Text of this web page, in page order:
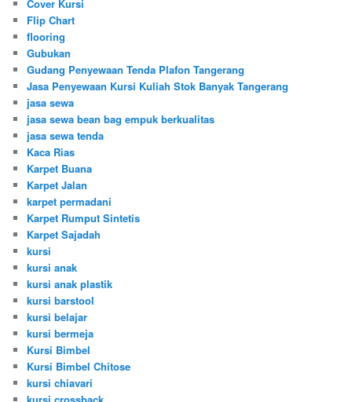
Cover Kursi
Flip Chart
flooring
Gubukan
Gudang Penyewaan Tenda Plafon Tangerang
Jasa Penyewaan Kursi Kuliah Stok Banyak Tangerang
jasa sewa
jasa sewa bean bag empuk berkualitas
jasa sewa tenda
Kaca Rias
Karpet Buana
Karpet Jalan
karpet permadani
Karpet Rumput Sintetis
Karpet Sajadah
kursi
kursi anak
kursi anak plastik
kursi barstool
kursi belajar
kursi bermeja
Kursi Bimbel
Kursi Bimbel Chitose
kursi chiavari